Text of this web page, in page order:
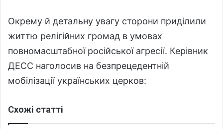
Окрему й детальну увагу сторони приділили
життю релігійних громад в умовах
повномасштабної російської агресії. Керівник
ДЕСС наголосив на безпрецедентній
мобілізації українських церков:
Схожі статті